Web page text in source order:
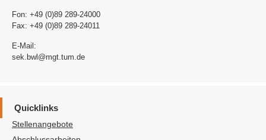
Fon: +49 (0)89 289-24000
Fax: +49 (0)89 289-24011
E-Mail:
sek.bwl@mgt.tum.de
Quicklinks
Stellenangebote